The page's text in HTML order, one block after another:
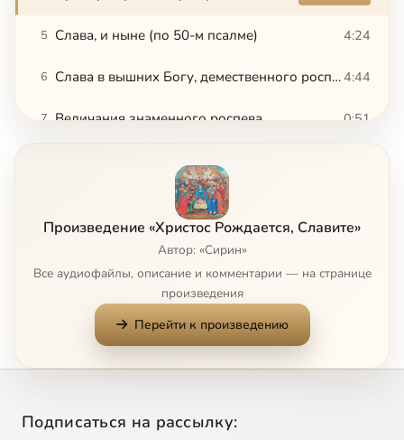
5 Слава, и ныне (по 50-м псалме) 4:24
6 Слава в вышних Богу, демественного роспева4:44
7 Величания знаменного роспева 0:51
Величание празднику строчное двухголосное 1:07
13 Ликуют ангели, в 4-х голосном партесном изложении1:50
Произведение «Христос Рождается, Славите»
Автор: «Сирин»
Все аудиофайлы, описание и комментарии — на странице
произведения
Перейти к произведению
Подписаться на рассылку: